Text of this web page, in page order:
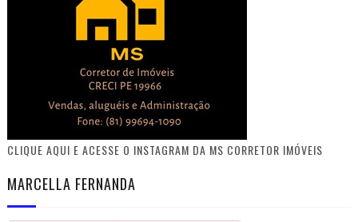
CLIQUE AQUI E ACESSE O INSTAGRAM DA MS CORRETOR IMÓVEIS
MARCELLA FERNANDA